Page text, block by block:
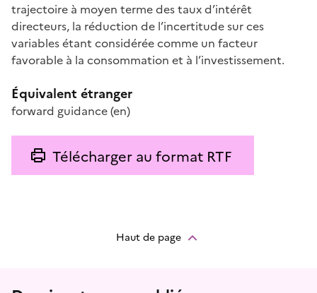
trajectoire à moyen terme des taux d’intérêt
directeurs, la réduction de l’incertitude sur ces
variables étant considérée comme un facteur
favorable à la consommation et à l’investissement.
Équivalent étranger
forward guidance(en)
Télécharger au format RTF
Haut de page